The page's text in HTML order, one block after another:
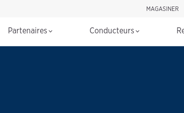
MAGASINER
Partenaires Conducteurs